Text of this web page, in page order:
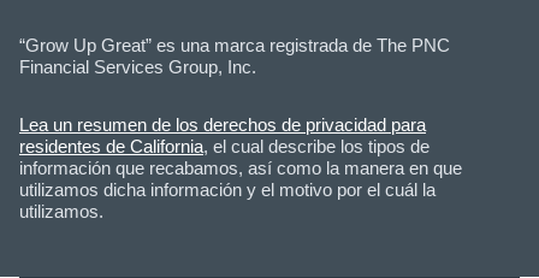
“Grow Up Great” es una marca registrada de The PNC
Financial Services Group, Inc.
Lea un resumen de los derechos de privacidad para
residentes de California, el cual describe los tipos de
información que recabamos, así como la manera en que
utilizamos dicha información y el motivo por el cuál la
utilizamos.